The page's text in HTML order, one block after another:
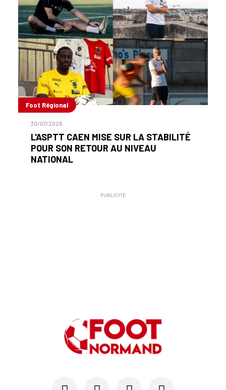
Foot Régional
30/07/2026
L'ASPTT CAEN MISE SUR LA STABILITÉ
POUR SON RETOUR AU NIVEAU
NATIONAL
PUBLICITÉ